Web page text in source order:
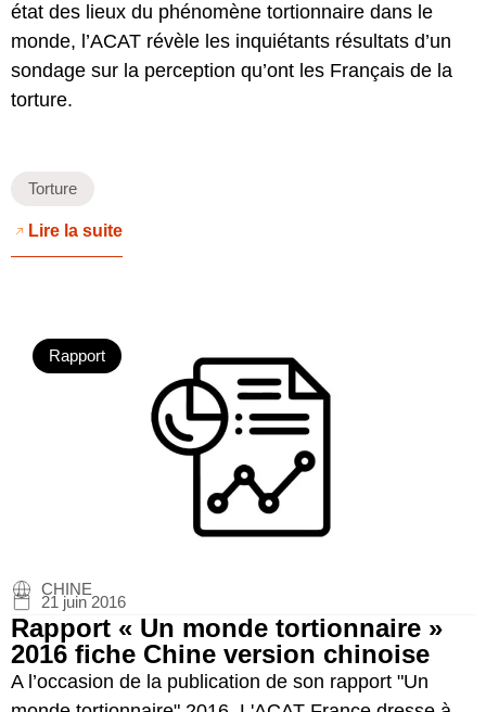
état des lieux du phénomène tortionnaire dans le
monde, l’ACAT révèle les inquiétants résultats d’un
sondage sur la perception qu’ont les Français de la
torture.
Torture
Lire la suite
Rapport
CHINE
21 juin 2016
Rapport « Un monde tortionnaire »
2016 fiche Chine version chinoise
A l’occasion de la publication de son rapport "Un